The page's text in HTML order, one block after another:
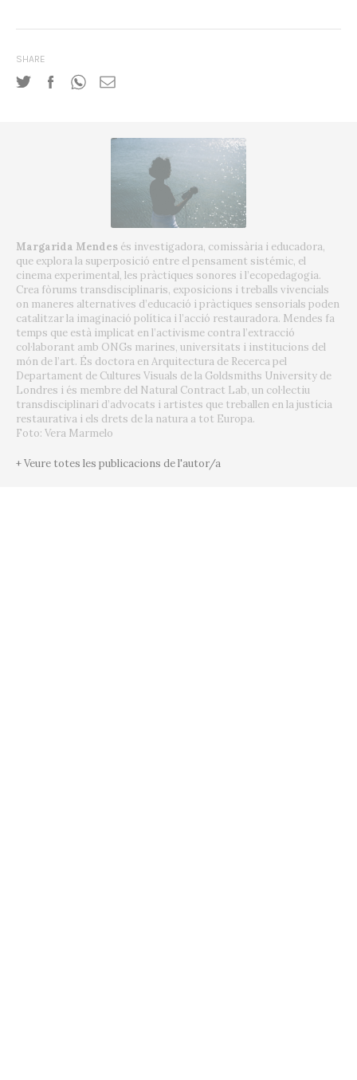
SHARE
Margarida Mendes és investigadora, comissària i educadora,
que explora la superposició entre el pensament sistémic, el
cinema experimental, les pràctiques sonores i l’ecopedagogia.
Crea fòrums transdisciplinaris, exposicions i treballs vivencials
on maneres alternatives d’educació i pràctiques sensorials poden
catalitzar la imaginació política i l’acció restauradora. Mendes fa
temps que està implicat en l’activisme contra l’extracció
col·laborant amb ONGs marines, universitats i institucions del
món de l’art. És doctora en Arquitectura de Recerca pel
Departament de Cultures Visuals de la Goldsmiths University de
Londres i és membre del Natural Contract Lab, un col·lectiu
transdisciplinari d’advocats i artistes que treballen en la justícia
restaurativa i els drets de la natura a tot Europa.
Foto: Vera Marmelo
+ Veure totes les publicacions de l'autor/a